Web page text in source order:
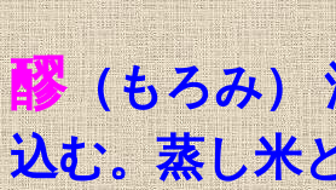
醪（もろみ）
込む。蒸し米